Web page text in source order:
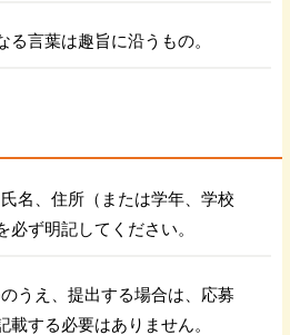
る言葉は趣旨に沿うもの。
名、住所（または学年、学校
必ず明記してください。
うえ、提出する場合は、応募
載する必要はありません。